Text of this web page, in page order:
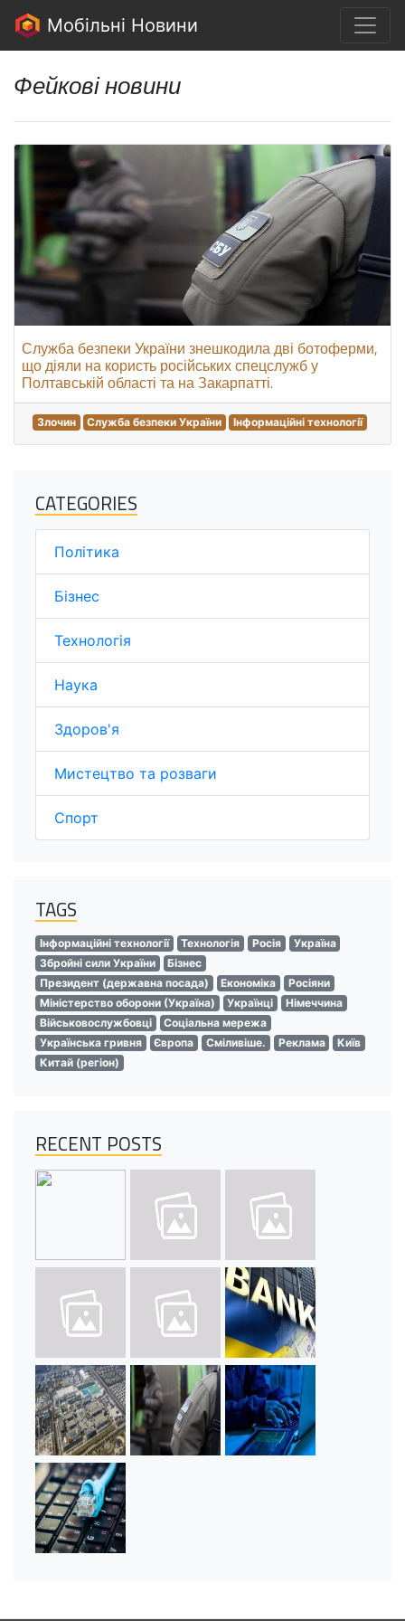
Мобільні Новини
Фейкові новини
Служба безпеки України знешкодила дві ботоферми,
що діяли на користь російських спецслужб у
Полтавській області та на Закарпатті.
Злочин Служба безпеки України Інформаційні технології
CATEGORIES
Політика
Бізнес
Технологія
Наука
Здоров'я
Мистецтво та розваги
Спорт
TAGS
Інформаційні технології Технологія Росія
Україна
Збройні сили України
Бізнес
Президент (державна посада)
Економіка
Росіяни
Міністерство оборони (Україна)
Українці
Німеччина
Військовослужбовці
Соціальна мережа
Українська гривня
Європа Сміливіше. Реклама
Київ
Китай (регіон)
RECENT POSTS